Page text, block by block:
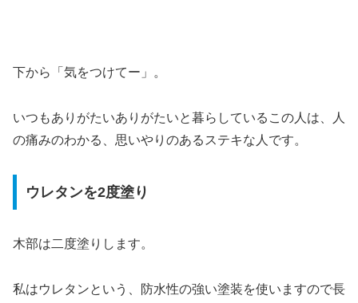
下から「気をつけてー」。
いつもありがたいありがたいと暮らしているこの人は、人
の痛みのわかる、思いやりのあるステキな人です。
ウレタンを2度塗り
木部は二度塗りします。
私はウレタンという、防水性の強い塗装を使いますので長